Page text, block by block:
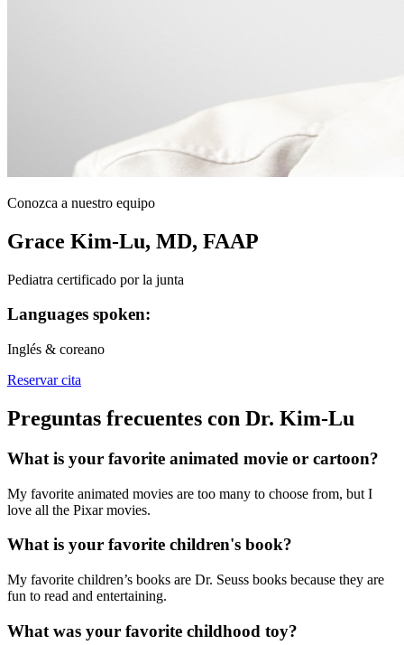
Conozca a nuestro equipo
Grace Kim-Lu, MD, FAAP
Pediatra certificado por la junta
Languages spoken:
Inglés & coreano
Reservar cita
Preguntas frecuentes con Dr. Kim-Lu
What is your favorite animated movie or cartoon?
My favorite animated movies are too many to choose from, but I
love all the Pixar movies.
What is your favorite children's book?
My favorite children’s books are Dr. Seuss books because they are
fun to read and entertaining.
What was your favorite childhood toy?